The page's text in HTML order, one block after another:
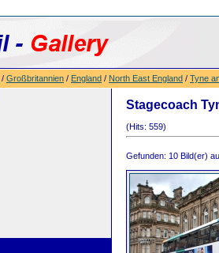
/ Großbritannien / England / North East England / Tyne
Stagecoach
(Hits: 559)
Gefunden: 10 Bild(er)